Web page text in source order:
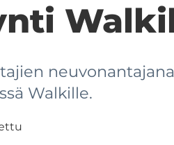
Walkille.